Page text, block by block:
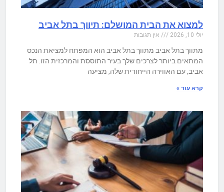
למצוא את הבית המושלם: תיווך בתל אביב
יולי 10, 2026 אין תגובות
מתווך בתל אביב מתווך בתל אביב הוא המפתח למציאת הנכס
המתאים ביותר לצרכים שלך בעיר התוססת והמרכזית הזו. תל
אביב, עם האווירה הייחודית שלה, מציעה
קרא עוד »